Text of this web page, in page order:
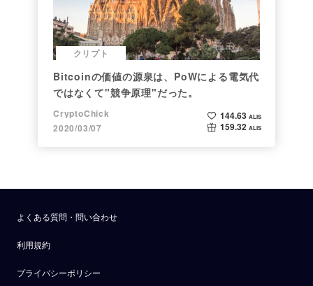
クリプト
Bitcoinの価値の源泉は、PoWによる電気代
ではなくて"競争原理"だった。
CryptoChick
2020/03/07
144.63 ALIS
159.32 ALIS
よくある質問・問い合わせ
利用規約
プライバシーポリシー